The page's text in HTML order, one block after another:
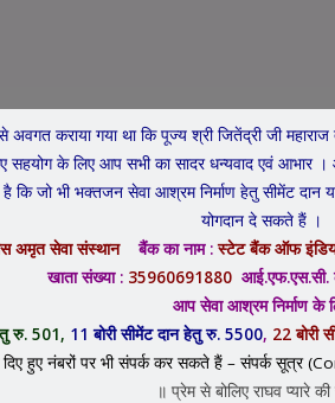
मानस अमृत गौ सेवा
आगामी
कराया गया था कि पूज्य श्री जितेंद्री जी
सहयोग के लिए आप सभी का सादर धन्यवाद एवं
जो भी भक्तजन सेवा आश्रम निर्माण हेतु सीमेंट
योगदान दे सकते हैं ।
अमृत सेवा संस्थानबैंक का नाम :स्टेट बैंक ऑफ
खाता संख्या :35960691880 आई.एफ.एस.सी.
आप सेवा आश्रम निर्माण के
रु. 501, 11 बोरी सीमेंट दान हेतु रु. 5500, 22 बोरी
हुए नंबरों पर भी संपर्क कर सकते हैं –संपर्क सूत्र
॥ प्रेम से बोलिए राघव प्यारे